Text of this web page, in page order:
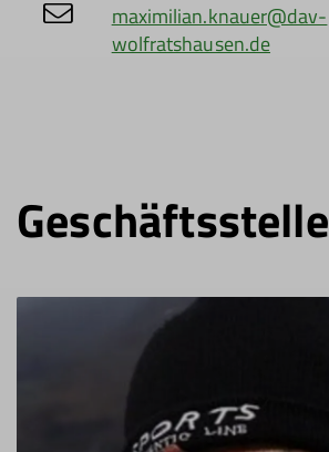
maximilian.knauer@dav-
wolfratshausen.de
Geschäftsstelle